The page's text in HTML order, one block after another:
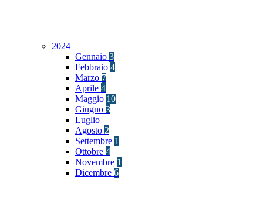
2024
Gennaio 3
Febbraio 4
Marzo 7
Aprile 4
Maggio 10
Giugno 3
Luglio
Agosto 2
Settembre 1
Ottobre 4
Novembre 1
Dicembre 6